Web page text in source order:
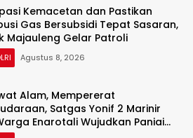
Kemacetan dan Pastikan
Gas Bersubsidi Tepat Sasaran,
Majauleng Gelar Patroli
Agustus 8, 2026
Alam, Mempererat
Satgas Yonif 2 Marinir
Enarotali Wujudkan Paniai
Indonesia Asri